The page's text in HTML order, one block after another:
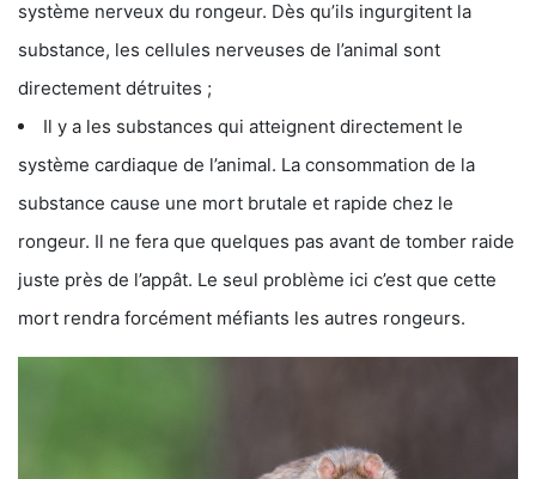
système nerveux du rongeur. Dès qu’ils ingurgitent la
substance, les cellules nerveuses de l’animal sont
directement détruites ;
Il y a les substances qui atteignent directement le
système cardiaque de l’animal. La consommation de la
substance cause une mort brutale et rapide chez le
rongeur. Il ne fera que quelques pas avant de tomber raide
juste près de l’appât. Le seul problème ici c’est que cette
mort rendra forcément méfiants les autres rongeurs.